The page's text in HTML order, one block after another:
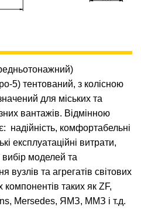
5) тентований, з колісною
для міських та
вантажів. Відмінною
комфортабельні
експлуатаційні витрати,
моделей та
вузлів та агрегатів світових
таких як ZF,
Mersedes, ЯМЗ, ММЗ і т.д.